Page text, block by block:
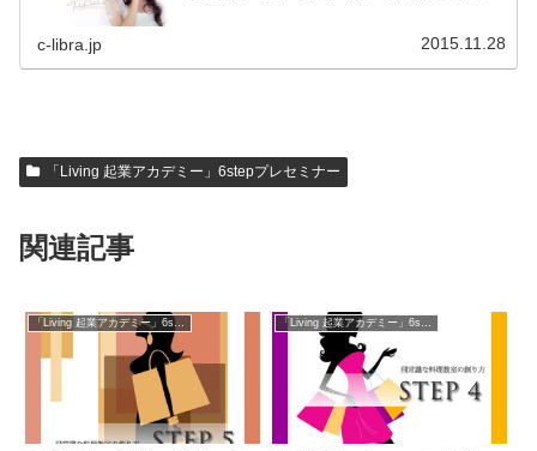
c-libra.jp 2015.11.28
「Living 起業アカデミー」6stepプレセミナー
関連記事
「Living 起業アカデミー」6stepプレセミナー 「Living 起業アカデミー」6stepプレセミナー